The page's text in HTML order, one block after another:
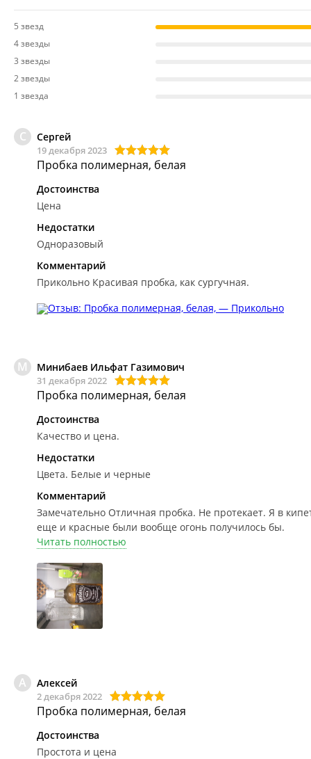
5 звезд
4 звезды
3 звезды
2 звезды
1 звезда
С Сергей
19 декабря 2023
Пробка полимерная, белая
Достоинства
Цена
Недостатки
Одноразовый
Комментарий
Прикольно Красивая пробка, как сургучная.
М Минибаев Ильфат Газимович
31 декабря 2022
Пробка полимерная, белая
Достоинства
Качество и цена.
Недостатки
Цвета. Белые и черные
Комментарий
Замечательно Отличная пробка. Не протекает. Я в
еще и красные были вообще огонь получилось бы.
Читать полностью
А Алексей
2 декабря 2022
Пробка полимерная, белая
Достоинства
Простота и цена